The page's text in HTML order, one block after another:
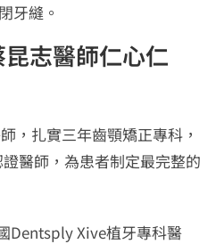
牙縫。
志醫師仁心仁
，扎實三年齒顎矯正專科，
醫師，為患者制定最完整的
Dentsply Xive植牙專科醫